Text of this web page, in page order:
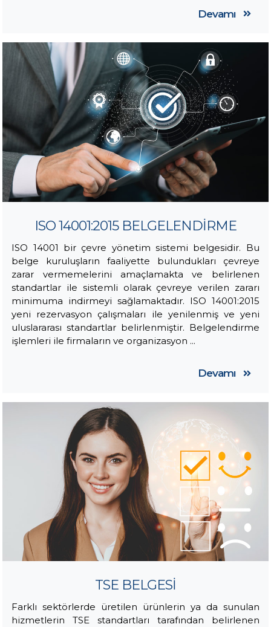
Devamı
ISO 14001:2015 BELGELENDİRME
ISO 14001 bir çevre yönetim sistemi belgesidir. Bu
belge kuruluşların faaliyette bulundukları çevreye
zarar vermemelerini amaçlamakta ve belirlenen
standartlar ile sistemli olarak çevreye verilen zararı
minimuma indirmeyi sağlamaktadır. ISO 14001:2015
yeni rezervasyon çalışmaları ile yenilenmiş ve yeni
uluslararası standartlar belirlenmiştir. Belgelendirme
işlemleri ile firmaların ve organizasyon ...
Devamı
TSE BELGESİ
Farklı sektörlerde üretilen ürünlerin ya da sunulan
hizmetlerin TSE standartları tarafından belirlenen